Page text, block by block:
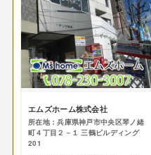
エムズホーム株式会社
所在地：兵庫県神戸市中央区琴ノ緒
町４丁目２－１ 三鶴ビルディング
201